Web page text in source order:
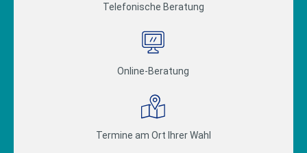
Telefonische Beratung
Online-Beratung
Termine am Ort Ihrer Wahl